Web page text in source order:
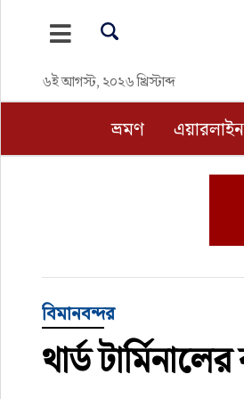
৬ই আগস্ট, ২০২৬ খ্রিস্টাব্দ
এয়ারলাইনস
বিমানবন্দর
বিদেশযাত্রা
প্রবাস
ভ্রমণ
বিমানবন্দর
থার্ড